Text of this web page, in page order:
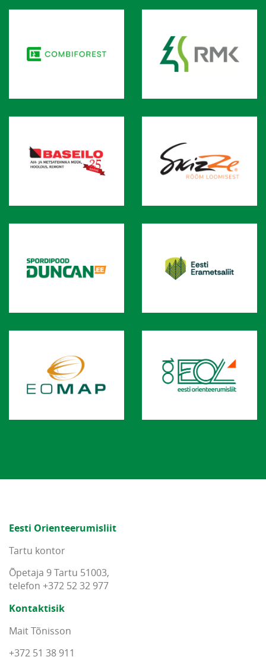
Eesti Orienteerumisliit
Tartu kontor
Õpetaja 9 Tartu 51003,
telefon +372 52 32 977
Kontaktisik
Mait Tõnisson
+372 51 38 911